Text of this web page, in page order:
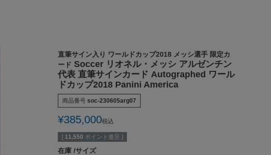
直筆サイン入り ワールドカップ2018 メッシ選手 限定カ
ード Soccer リオネル・メッシ アルゼンチン
代表 直筆サインカード Autographed ワール
ドカップ2018 Panini America
商品番号 soc-230605arg07
¥385,000税込
[ 11,550 ポイント進呈 ]
在庫 サイズ